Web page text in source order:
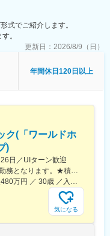
インの改善・改良の立案
、逸脱のない製造条件設
ームのどちらかのチームに
また、注射剤の調製工程や
術を幅広く担当し、専門
きます。
として1964年に操業を開
最も歴史のある工場で
やプレフィルドシリンジ
ーや病院で用いる血液バ
手術時に用いる人工心肺
ンパニー全てに関わる生産
式でご紹介します。
。
更新日： 2026/8/9（日）
年間休日120日以上
ク(「ワールドホ
)
日／UIターン歓迎
全国各地のパートナー提携企業先での勤務となります。★積極採用中エリア東京・神奈川・千葉・埼玉・大阪・京都・滋賀・兵庫・愛知・三重・福岡※北海道・沖縄県を除く45都府県に多彩なプロジェクトを用意。※勤務地は希望を最大限考慮して決定します。※U・Iターン歓迎！住宅補助あり（月6万7000円まで会社補助）＼NEW！エリア制度導入／全国でスキルを伸ばしたい方も、好きな場所で研究をしたい方も、ご希望をお聞かせください！詳細は選考時にご案内いたします。【配属先企業の一例】中外製薬株式会社中外製薬工業株式会社株式会社明治堺化学工業株式会社日本化薬株式会社日東電工株式会社 豊橋事業所ニプロファーマ株式会社 大舘工場株式会社カネカ株式会社DNPファインケミカル宇都宮株式会社中外医科学研究所東邦チタニウム株式会社高田製薬株式会社株式会社理研ジェネシス株式会社マテリアルゲート三井化学EMS株式会社株式会社エネコート 他
年収390万円 ／ 24歳 ／入社1年 年収480万円 ／ 30歳 ／入社6年
気になる